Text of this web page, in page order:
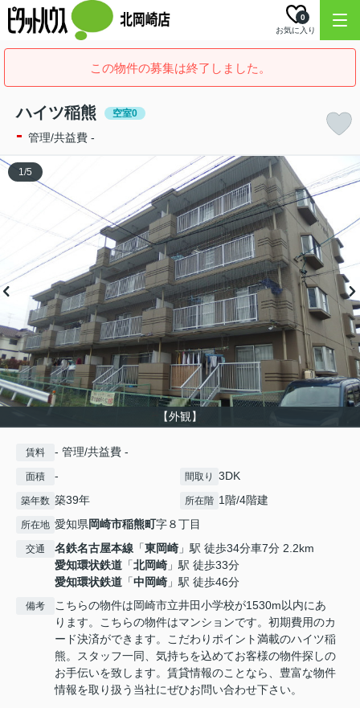
お気に入り
0
この物件の募集は終了しました。
ハイツ稲熊 空室0
- 管理/共益費 -
【外観】
1/5
賃料 - 管理/共益費 -
面積 - 間取り 3DK
築年数 築39年 所在階 1階/4階建
所在地 愛知県岡崎市稲熊町字８丁目
交通 名鉄名古屋本線 「東岡崎 」駅 徒歩34分車7分 2.2km
愛知環状鉄道 「北岡崎 」駅 徒歩33分
愛知環状鉄道 「中岡崎 」駅 徒歩46分
備考
こちらの物件は岡崎市立井田小学校が1530m以内にあ
ります。こちらの物件はマンションです。初期費用のカ
ード決済ができます。こだわりポイント満載のハイツ稲
熊。スタッフ一同、気持ちを込めてお客様の物件探しの
お手伝いを致します。賃貸情報のことなら、豊富な物件
情報を取り扱う当社にぜひお問い合わせ下さい。